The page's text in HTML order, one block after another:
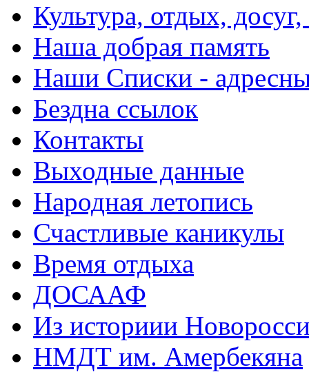
Культура, отдых,
Наша добрая память
Наши Списки -
Бездна ссылок
Контакты
Выходные данные
Народная летопись
Счастливые каникулы
Время отдыха
ДОСААФ
Из историии
НМДТ им. Амербекяна